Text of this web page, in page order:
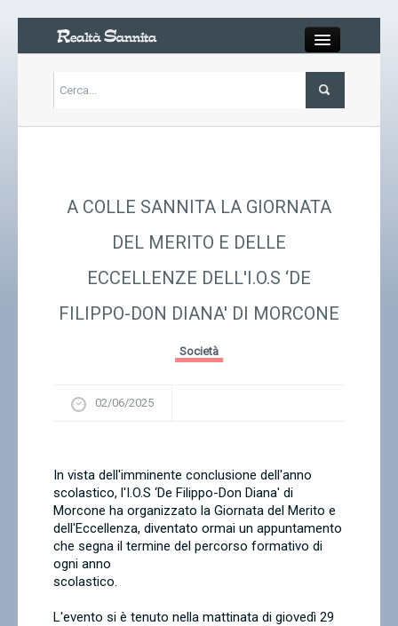
Carrello
Chi siamo
A COLLE SANNITA LA GIORNATA
DEL MERITO E DELLE
ECCELLENZE DELL'I.O.S ‘DE
FILIPPO-DON DIANA' DI MORCONE
Società
02/06/2025
In vista dell'imminente conclusione dell'anno
scolastico, l'I.O.S ‘De Filippo-Don Diana' di
Morcone ha organizzato la Giornata del Merito e
dell'Eccellenza, diventato ormai un appuntamento
che segna il termine del percorso formativo di
ogni anno
scolastico.
L'evento si è tenuto nella mattinata di giovedì 29